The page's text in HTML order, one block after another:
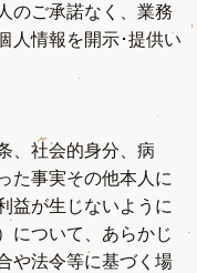
のご承諾なく、業務
人情報を開示･提供い
、社会的身分、病
た事実その他本人に
益が生じないように
について、あらかじ
や法令等に基づく場